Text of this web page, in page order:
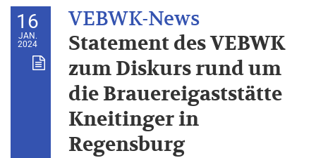
16
JAN.
2024
Statement des VEBWK
zum Diskurs rund um
die Brauereigaststätte
Kneitinger in
Regensburg